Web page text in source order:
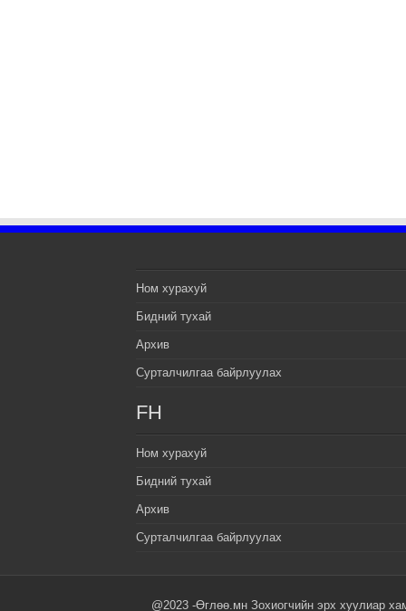
Ном хурахуй
Бидний тухай
Архив
Сурталчилгаа байрлуулах
FH
Ном хурахуй
Бидний тухай
Архив
Сурталчилгаа байрлуулах
@2023 -Өглөө.мн Зохиогчийн эрх хуулиар